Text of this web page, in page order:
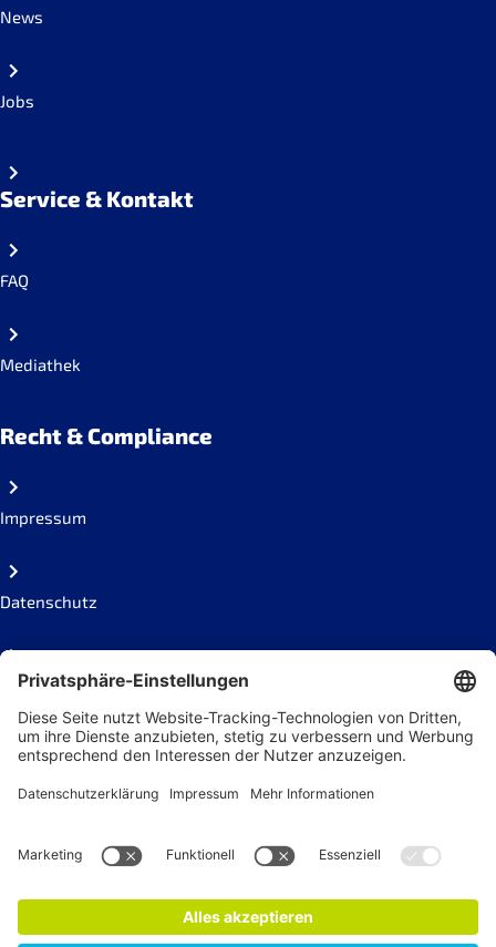
News
Jobs
Service & Kontakt
FAQ
Mediathek
Recht & Compliance
Impressum
Datenschutz
Code of conduct
Social Links
Newsletter